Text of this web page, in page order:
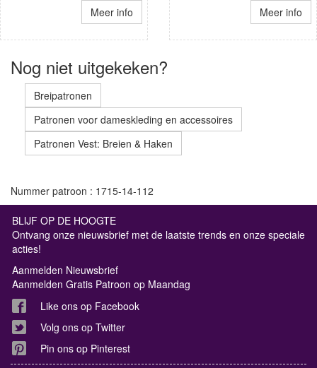
Meer info Meer info
Nog niet uitgekeken?
Breipatronen
Patronen voor dameskleding en accessoires
Patronen Vest: Breien & Haken
Nummer patroon : 1715-14-112
BLIJF OP DE HOOGTE
Ontvang onze nieuwsbrief met de laatste trends en onze speciale
acties!
Aanmelden Nieuwsbrief
Aanmelden Gratis Patroon op Maandag
Like ons op Facebook
Volg ons op Twitter
Pin ons op Pinterest